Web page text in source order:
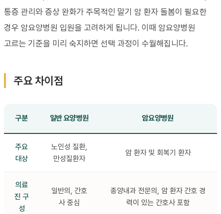
통증 관리와 증상 완화가 주목적인 말기 암 환자 돌봄이 필요한
경우 암요양병원 입원을 고려하게 됩니다. 이때 암요양병원
고르는 기준을 미리 숙지하면 선택 과정이 수월해집니다.
주요 차이점
구분 일반 요양병원 암요양병원
주요
대상
노인성 질환,
만성질환자
암 환자 및 회복기 환자
의료
진 구
성
일반의, 간호
사 중심
종양내과 전문의, 암 환자 간호 경
력이 있는 간호사 포함